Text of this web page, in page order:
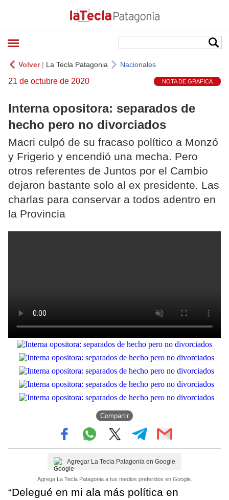
Volver| La Tecla Patagonia Nacionales
21 de octubre de 2020 NOTA DE GRAFICA
Interna opositora: separados de
hecho pero no divorciados
Macri culpó de su fracaso político a Monzó
y Frigerio y encendió una mecha. Pero
otros referentes de Juntos por el Cambio
dejaron bastante solo al ex presidente. Las
charlas para conservar a todos adentro en
la Provincia
Compartir
Agregar La Tecla Patagonia en Google
Agrega La Tecla Patagonia a tus medios preferidos en Google.
“Delegué en mi ala más política en